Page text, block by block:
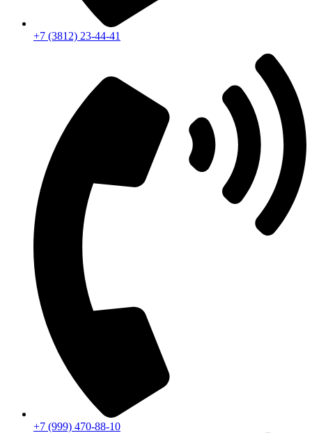
+7 (3812) 23-44-41
+7 (999) 470-88-10